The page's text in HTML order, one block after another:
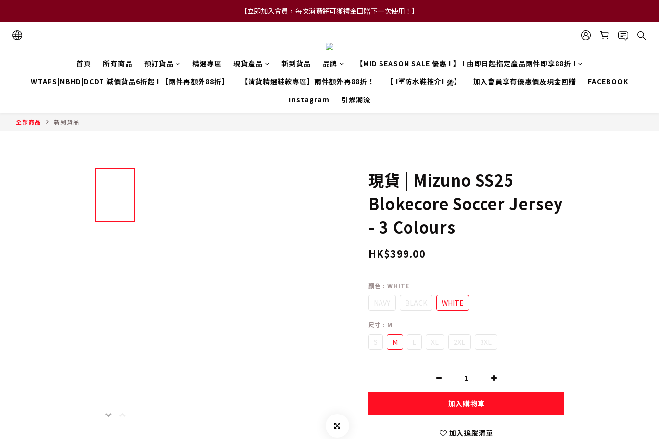
【FLASH SALE 兩件指定現貨產品即享88折】
【立即加入會員，每次消費將可獲禮金回贈下一次使用！】
首頁 所有商品 預訂貨品 精選專區 現貨產品 新到貨品 品牌
【MID SEASON SALE 優惠 ! 】 ! 由即日起指定產品兩件即享88折 !
WTAPS|NBHD|DCDT 減價貨品6折起 ! 【兩件再額外88折】
【清貨精選鞋款專區】兩件額外再88折！ 【 !☔防水鞋推介! ⛈️】 加入會員享有優惠價及現金回贈
FACEBOOK
Instagram
引燃潮流
全部商品 新到貨品
現貨 | Mizuno SS25
Blokecore Soccer Jersey
- 3 Colours
HK$399.00
顏色 : WHITE
NAVY BLACK WHITE
尺寸 : M
S M L XL 2XL 3XL
加入購物車
加入追蹤清單